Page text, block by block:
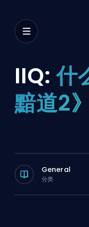
IIQ: 什
黯道2
General
分类